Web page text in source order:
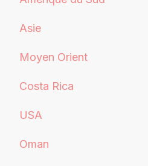
Asie
Moyen Orient
Costa Rica
USA
Oman